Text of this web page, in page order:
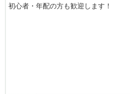
初心者・年配の方も歓迎します！